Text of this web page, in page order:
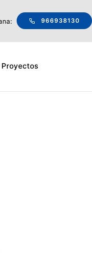
966938130
Proyectos